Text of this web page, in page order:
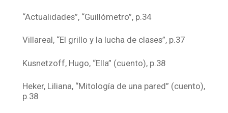
“Actualidades”, “Guillómetro”, p.34
Villareal, “El grillo y la lucha de clases”, p.37
Kusnetzoff, Hugo, “Ella” (cuento), p.38
Heker, Liliana, “Mitología de una pared” (cuento),
p.38